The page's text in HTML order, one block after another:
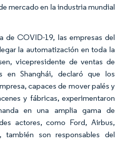
mercado en la industria mundial
de COVID-19, las empresas del
la automatización en toda la
vicepresidente de ventas de
en Shanghái, declaró que los
capaces de mover palés y
y fábricas, experimentaron
en una amplia gama de
actores, como Ford, Airbus,
también son responsables del